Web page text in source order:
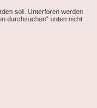
soll. Unterforen werden
durchsuchen“ unten nicht